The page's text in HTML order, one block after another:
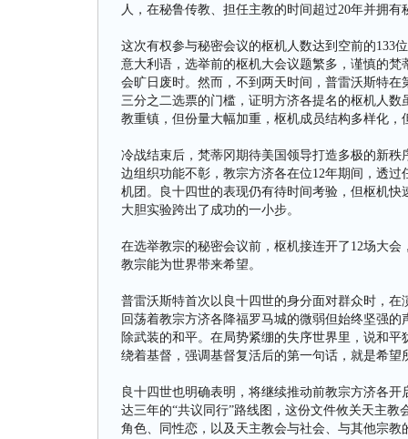
人，在秘鲁传教、担任主教的时间超过20年并拥
这次有权参与秘密会议的枢机人数达到空前的133
意大利语，选举前的枢机大会议题繁多，谨慎的
会旷日废时。然而，不到两天时间，普雷沃斯特
三分之二选票的门槛，证明方济各提名的枢机人
教重镇，但份量大幅加重，枢机成员结构多样化
冷战结束后，梵蒂冈期待美国领导打造多极的新
边组织功能不彰，教宗方济各在位12年期间，透
机团。良十四世的表现仍有待时间考验，但枢机
大胆实验跨出了成功的一小步。
在选举教宗的秘密会议前，枢机接连开了12场大
教宗能为世界带来希望。
普雷沃斯特首次以良十四世的身分面对群众时，在
回荡着教宗方济各降福罗马城的微弱但始终坚强
除武装的和平。在局势紧绷的失序世界里，说和
绕着基督，强调基督复活后的第一句话，就是希望
良十四世也明确表明，将继续推动前教宗方济各开
达三年的“共议同行”路线图，这份文件攸关天主
角色、同性恋，以及天主教会与社会、与其他宗